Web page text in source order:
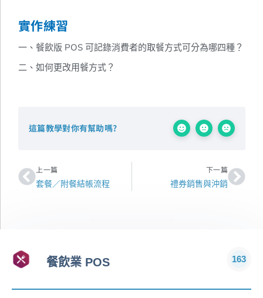
餐飲業 POS 163
實作練習
一、餐飲版 POS 可記錄消費者的取餐方式可分為哪四種？
二、如何更改用餐方式？
這篇教學對你有幫助嗎?
上一頁
上一篇
套餐／附餐結帳流程
下一篇
禮券銷售與沖銷
下